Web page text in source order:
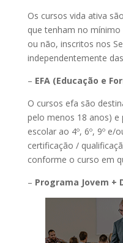
Os cursos vida ativa
que tenham no mínimo
ou não, inscritos nos
independentemente
– EFA (Educação e
O cursos efa são
pelo menos 18 anos) e
escolar ao 4º, 6º, 9º e/
certificação /
conforme o curso em
– Programa Jovem +